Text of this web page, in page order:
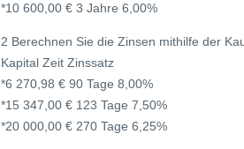
*10 600,00 € 3 Jahre 6,00%
2 Berechnen Sie die Zinsen mithilfe der
Kapital Zeit Zinssatz
*6 270,98 € 90 Tage 8,00%
*15 347,00 € 123 Tage 7,50%
*20 000,00 € 270 Tage 6,25%